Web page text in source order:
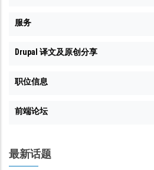
服务
Drupal 译文及原创分享
职位信息
前端论坛
最新话题